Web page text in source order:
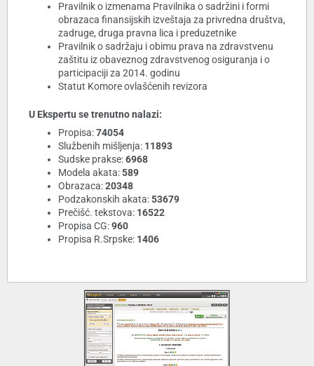
Pravilnik o izmenama Pravilnika o sadržini i formi
obrazaca finansijskih izveštaja za privredna društva,
zadruge, druga pravna lica i preduzetnike
Pravilnik o sadržaju i obimu prava na zdravstvenu
zaštitu iz obaveznog zdravstvenog osiguranja i o
participaciji za 2014. godinu
Statut Komore ovlašćenih revizora
U Ekspertu se trenutno nalazi:
Propisa:74054
Službenih mišljenja: 11893
Sudske prakse:6968
Modela akata:589
Obrazaca:20348
Podzakonskih akata:53679
Prečišć. tekstova: 16522
Propisa CG:960
Propisa R.Srpske: 1406